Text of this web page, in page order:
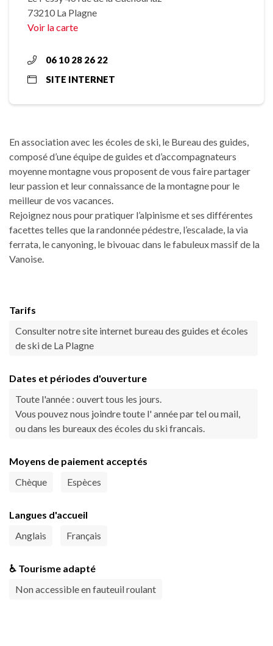
73210 La Plagne
Voir la carte
06 10 28 26 22
SITE INTERNET
En association avec les écoles de ski, le Bureau des guides,
composé d’une équipe de guides et d’accompagnateurs
moyenne montagne vous proposent de vous faire partager
leur passion et leur connaissance de la montagne pour le
meilleur de vos vacances.
Rejoignez nous pour pratiquer l’alpinisme et ses différentes
facettes telles que la randonnée pédestre, l’escalade, la via
ferrata, le canyoning, le bivouac dans le fabuleux massif de la
Vanoise.
Tarifs
Consulter notre site internet bureau des guides et écoles
de ski de La Plagne
Dates et périodes d'ouverture
Toute l'année : ouvert tous les jours.
Vous pouvez nous joindre toute l' année par tel ou mail,
ou dans les bureaux des écoles du ski francais.
Moyens de paiement acceptés
Chèque
Espèces
Langues d'accueil
Anglais
Français
♿ Tourisme adapté
Non accessible en fauteuil roulant